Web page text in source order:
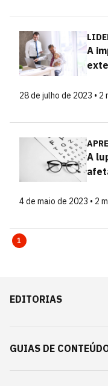
A
28 de julho de 2023 • 2
A
4 de maio de 2023 • 2
1
EDITORIAS
GUIAS DE